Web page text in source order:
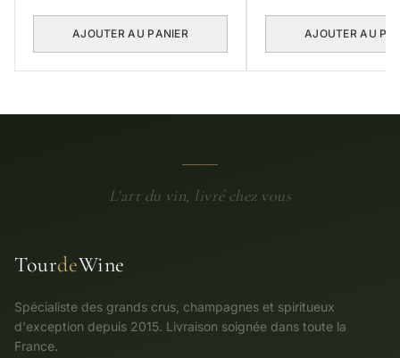
AJOUTER AU PANIER AJOUTER AU
L'art du vin, livré chez vous
TourdeWine
Spécialiste des grands crus, champagnes et spiritueux
d'exception depuis 2015. Livraison soignée dans toute la
France.